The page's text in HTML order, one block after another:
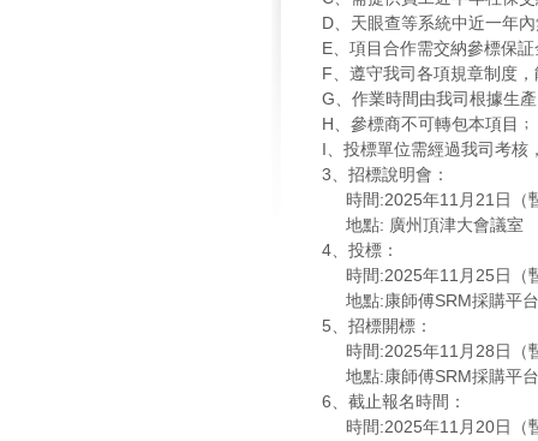
D 、天眼查等系統中近一年
E 、項目合作需交納參標保
F 、遵守我司各項規章制度
G 、作業時間由我司根據生
H 、參標商不可轉包本項目﹔
I 、投標單位需經過我司考
3 、招標說明會：
時間:2025年11 月 21 日（
地點: 廣州頂津大會議室
4 、投標：
時間:2025年11 月 25日（
地點:康師傅SRM採購平台
5 、招標開標：
時間:2025年11 月 28日（
地點:康師傅SRM採購平台
6 、截止報名時間：
時間:2025年11 月 20日（